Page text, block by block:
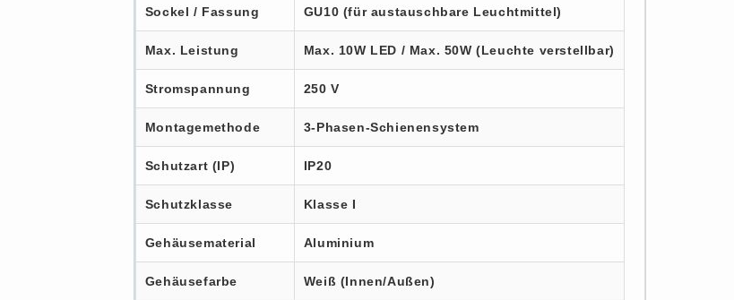
Sockel / Fassung GU10 (für austauschbare Leuchtmittel)
Max. Leistung Max. 10W LED / Max. 50W (Leuchte verstellbar)
Stromspannung 250 V
Montagemethode 3-Phasen-Schienensystem
Schutzart (IP) IP20
Schutzklasse Klasse I
Gehäusematerial Aluminium
Gehäusefarbe Weiß (Innen/Außen)